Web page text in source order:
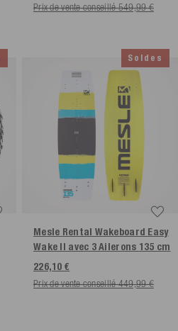
Prix de vente conseillé 549,99 €
Soldes
Mesle Rental Wakeboard Easy
Wake II avec 3 Ailerons 135 cm
226,10 €
Prix de vente conseillé 449,99 €